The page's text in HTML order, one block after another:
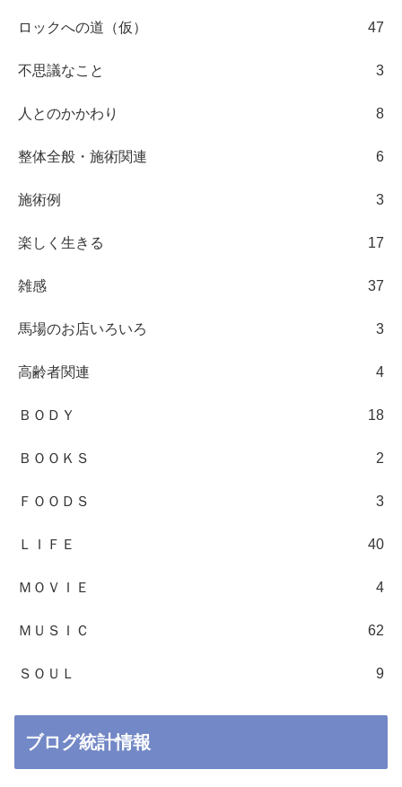
ロックへの道（仮） 47
不思議なこと 3
人とのかかわり 8
整体全般・施術関連 6
施術例 3
楽しく生きる 17
雑感 37
馬場のお店いろいろ 3
高齢者関連 4
ＢＯＤＹ 18
ＢＯＯＫＳ 2
ＦＯＯＤＳ 3
ＬＩＦＥ 40
ＭＯＶＩＥ 4
ＭＵＳＩＣ 62
ＳＯＵＬ 9
ブログ統計情報